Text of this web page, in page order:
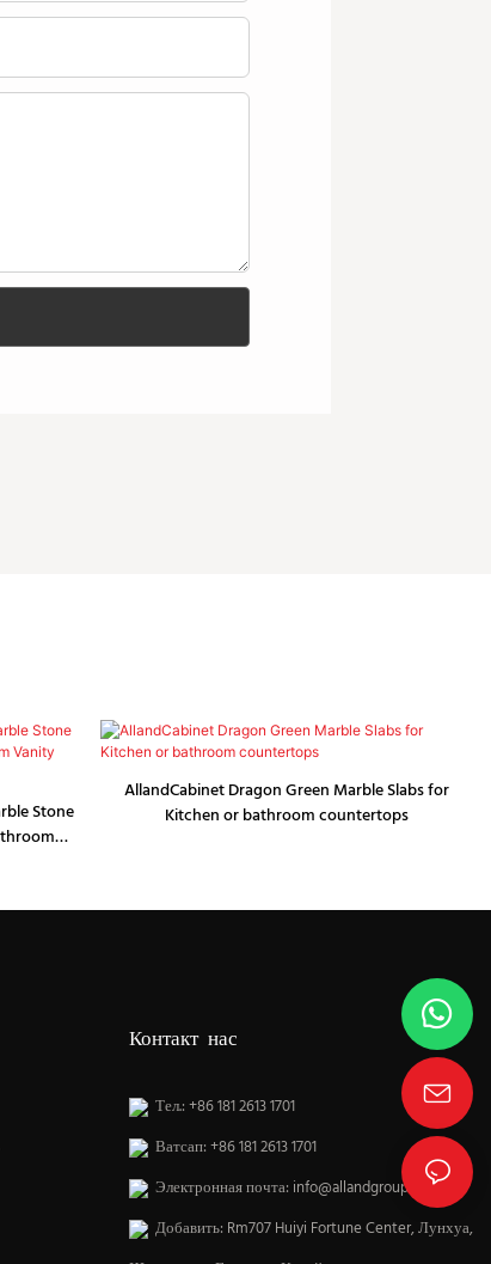
Stone
AllandCabinet Dragon Green Marble Slabs for
Kitchen or bathroom countertops
Контакт нас
Тел.: +86 181 2613 1701
Ватсап: +86 181 2613 1701
Электронная почта: info@allandgroup.com
Добавить: Rm707 Huiyi Fortune Center, Лунхуа,